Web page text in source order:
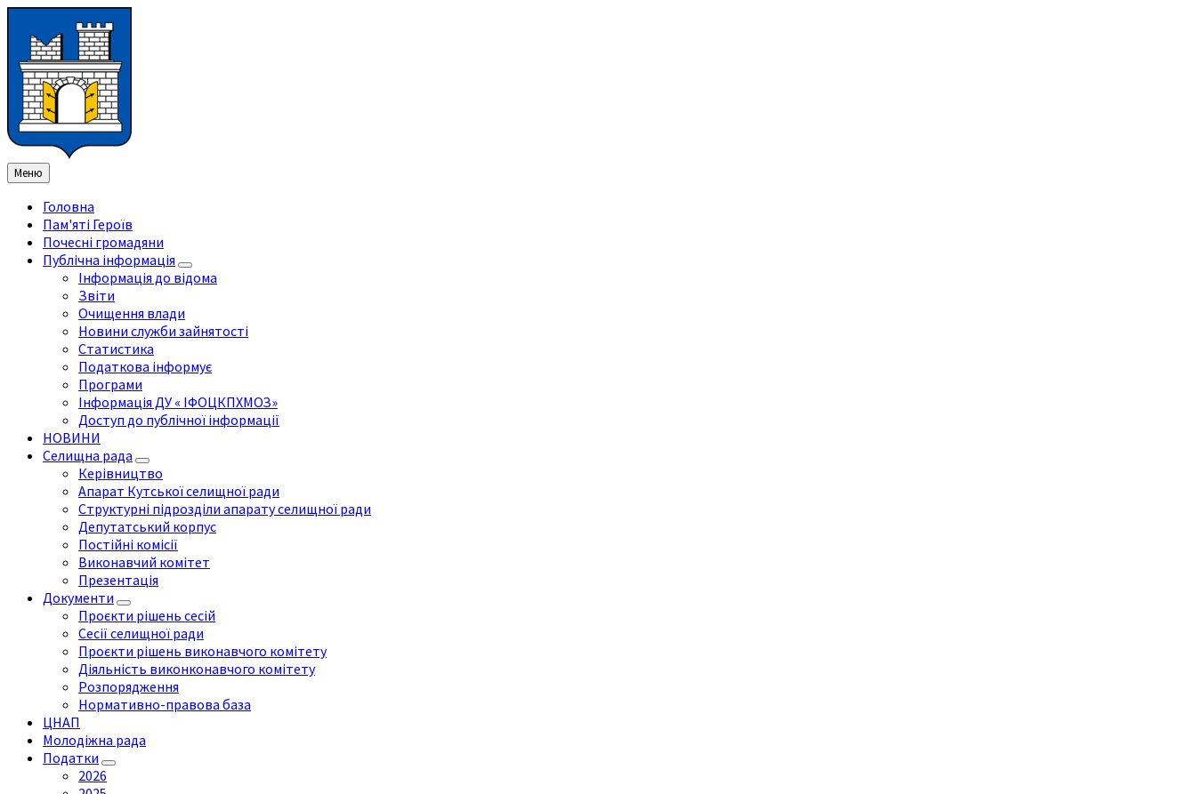
змісту
ліву
бічну
панель
праву
бічну
панель
нижнього
колонтитула
Меню
Головна
Пам'яті Героїв
Почесні громадяни
Публічна інформація
Інформація до відома
Звіти
Очищення влади
Новини служби зайнятості
Статистика
Податкова інформує
Програми
Інформація ДУ « ІФОЦКПХМОЗ»
Доступ до публічної інформації
НОВИНИ
Селищна рада
Керівництво
Апарат Кутської селищної ради
Структурні підрозділи апарату селищної ради
Депутатський корпус
Постійні комісії
Виконавчий комітет
Презентація
Документи
Проєкти рішень сесій
Сесії селищної ради
Проєкти рішень виконавчого комітету
Діяльність виконконавчого комітету
Розпорядження
Нормативно-правова база
ЦНАП
Молодіжна рада
Податки
2026